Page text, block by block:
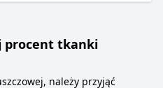
procent tkanki
należy przyjąć